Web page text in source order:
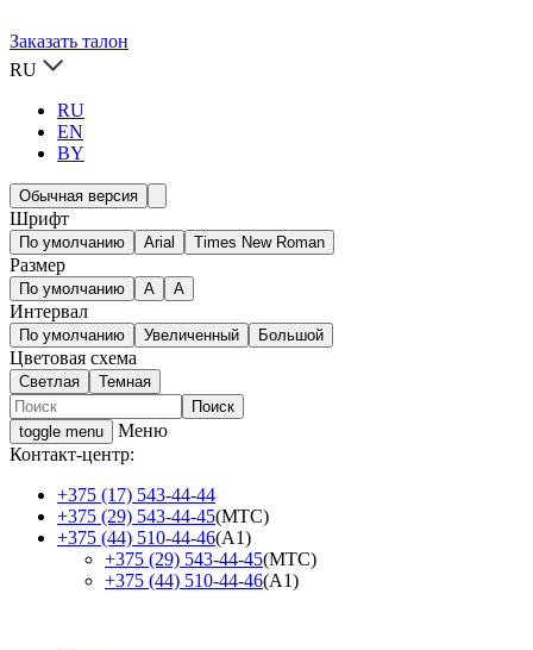
Заказать талон
RU
RU
EN
BY
Обычная версия
Шрифт
По умолчанию Arial Times New Roman
Размер
По умолчанию A A
Интервал
По умолчанию Увеличенный Большой
Цветовая схема
Светлая Темная
toggle menu
Меню
Контакт-центр:
+375 (17) 543-44-44
+375 (29) 543-44-45(МТС)
+375 (44) 510-44-46(А1)
+375 (29) 543-44-45(МТС)
+375 (44) 510-44-46(А1)